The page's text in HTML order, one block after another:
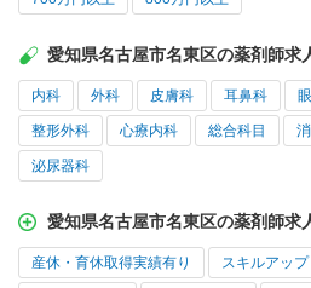
愛知県名古屋市名東区の薬剤師求
内科 外科 皮膚科 耳鼻科
整形外科 心療内科 総合科目
泌尿器科
愛知県名古屋市名東区の薬剤師求
産休・育休取得実績有り スキルアップ